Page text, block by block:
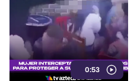
0:53